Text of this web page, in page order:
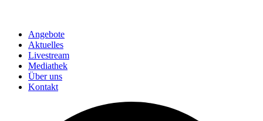
Angebote
Aktuelles
Livestream
Mediathek
Über uns
Kontakt